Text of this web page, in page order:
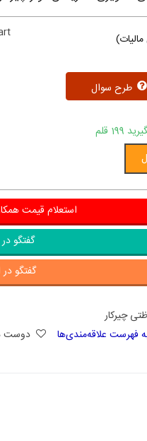
199 قلم
استعلام قیمت
گفتگو در
گفتگو در
چیرکار
فهرست علاقه‌مندی‌ها دوست